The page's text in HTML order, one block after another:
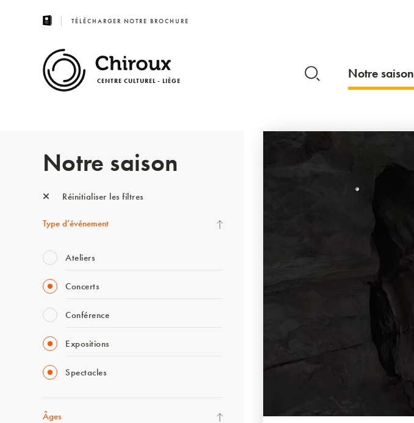
TÉLÉCHARGER NOTRE BROCHURE
CENTRE CULTUREL - LIÈGE Notre saison
Notre saison
Réinitialiser les filtres
Type d’événement
Ateliers
Concerts
Conférence
Expositions
Spectacles
Âges